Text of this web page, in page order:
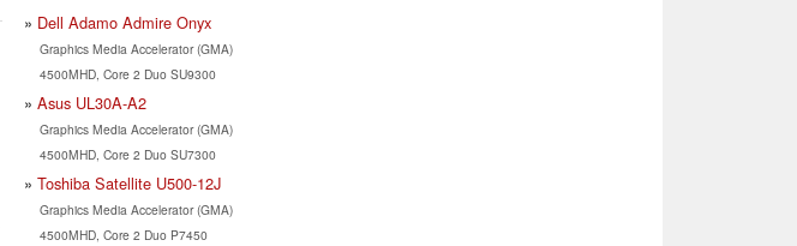
Dell Adamo Admire Onyx
Graphics Media Accelerator (GMA)
4500MHD, Core 2 Duo SU9300
Asus UL30A-A2
Graphics Media Accelerator (GMA)
4500MHD, Core 2 Duo SU7300
Toshiba Satellite U500-12J
Graphics Media Accelerator (GMA)
4500MHD, Core 2 Duo P7450